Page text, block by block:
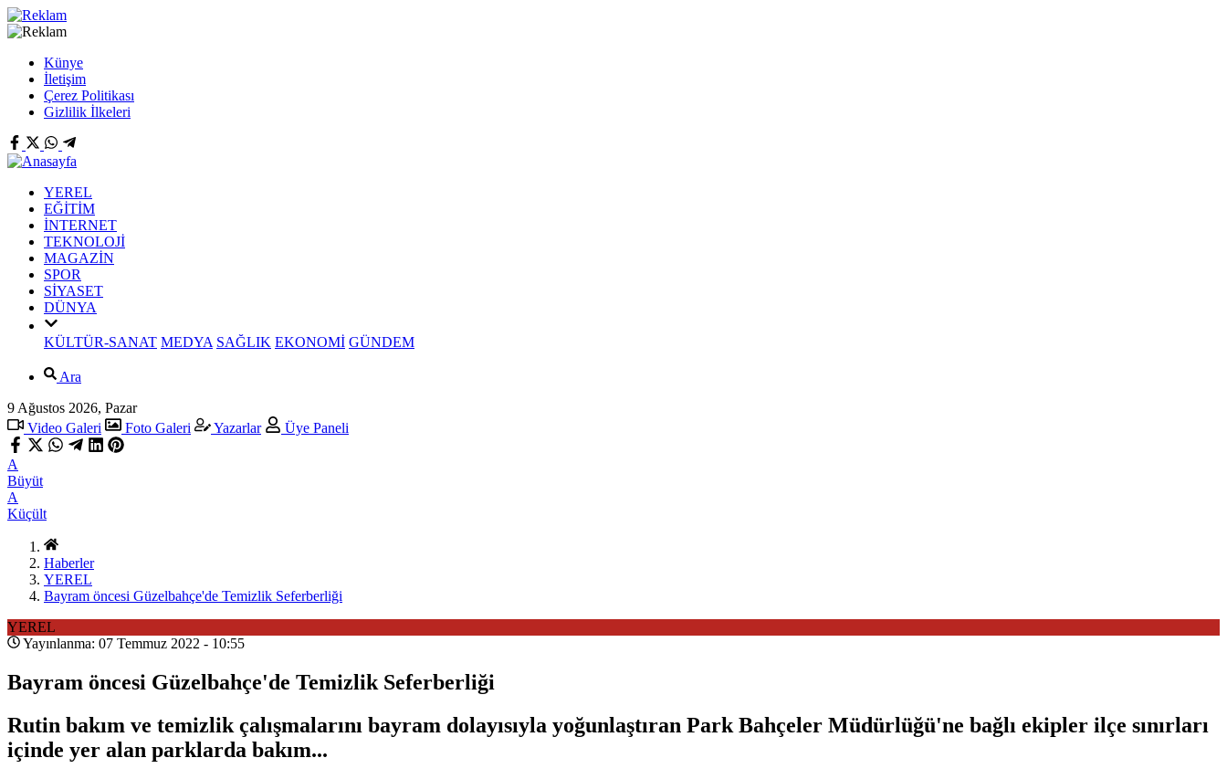
Künye
İletişim
Çerez Politikası
Gizlilik İlkeleri
YEREL
EĞİTİM
İNTERNET
TEKNOLOJİ
MAGAZİN
SPOR
SİYASET
DÜNYA
KÜLTÜR-SANAT MEDYA SAĞLIK EKONOMİ GÜNDEM
Ara
9 Ağustos 2026, Pazar
Video Galeri
Foto Galeri Yazarlar Üye Paneli
A
Büyüt
A
Küçült
Haberler
YEREL
Bayram öncesi Güzelbahçe'de Temizlik Seferberliği
YEREL
Yayınlanma: 07 Temmuz 2022 - 10:55
Bayram öncesi Güzelbahçe'de Temizlik Seferberliği
Rutin bakım ve temizlik çalışmalarını bayram dolayısıyla yoğunlaştıran Park Bahçeler Müdürlüğü'ne bağlı ekipler ilçe sınırları
içinde yer alan parklarda bakım...